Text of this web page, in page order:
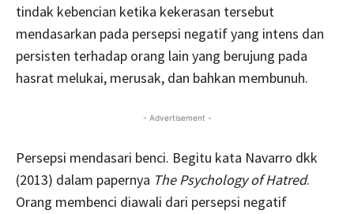
tindak kebencian ketika kekerasan tersebut
mendasarkan pada persepsi negatif yang intens dan
persisten terhadap orang lain yang berujung pada
hasrat melukai, merusak, dan bahkan membunuh.
- Advertisement -
Persepsi mendasari benci. Begitu kata Navarro dkk
(2013) dalam papernya The Psychology of Hatred.
Orang membenci diawali dari persepsi negatif